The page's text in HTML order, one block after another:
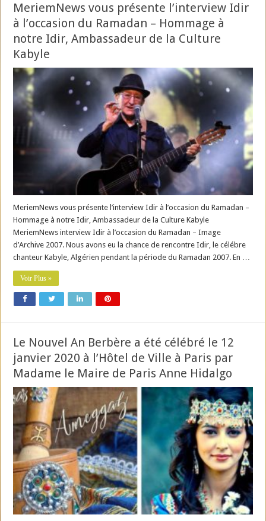
MeriemNews vous présente l’interview Idir
à l’occasion du Ramadan – Hommage à
notre Idir, Ambassadeur de la Culture
Kabyle
MeriemNews vous présente l’interview Idir à l’occasion du Ramadan –
Hommage à notre Idir, Ambassadeur de la Culture Kabyle
MeriemNews interview Idir à l’occasion du Ramadan – Image
d’Archive 2007. Nous avons eu la chance de rencontre Idir, le célébre
chanteur Kabyle, Algérien pendant la période du Ramadan 2007. En …
Voir Plus »
Le Nouvel An Berbère a été célébré le 12
janvier 2020 à l’Hôtel de Ville à Paris par
Madame le Maire de Paris Anne Hidalgo